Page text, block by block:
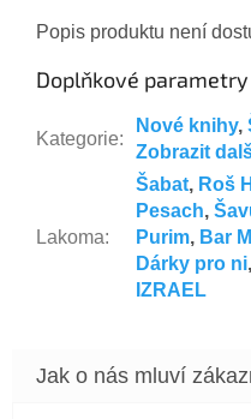
Popis produktu není
Doplňkové parametry
Kategorie:
Nové knihy,
Zobrazit
Lakoma:
Šabat, Roš
Pesach,
Purim, Bar
Dárky pro ni,
IZRAEL